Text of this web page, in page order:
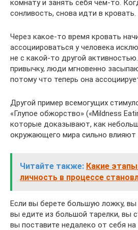
комнату и занять себя чем-то.
сонливость, снова идти в кровать.
Через какое-то время кровать
ассоциироваться у человека
не с какой-то другой
привычку, люди мгновенно
потому что теперь она
Другой пример всемогущих
«Глупое обжорство» («Mildness
которые доказывают, как
окружающего мира сильно влияют
Читайте также: Какие
личность в процессе
Если вы берете большую ложку,
вы едите из большой тарелки, вы
вы поставите недалеко от себя на